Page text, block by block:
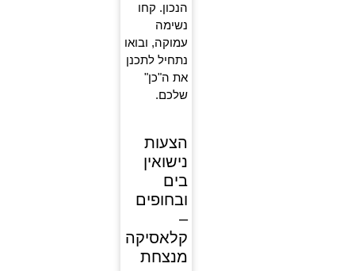
הנכון. קחו
נשימה
עמוקה, ובואו
נתחיל לתכנן
את ה"כן"
שלכם.
הצעות
נישואין
בים
ובחופים
–
קלאסיקה
מנצחת